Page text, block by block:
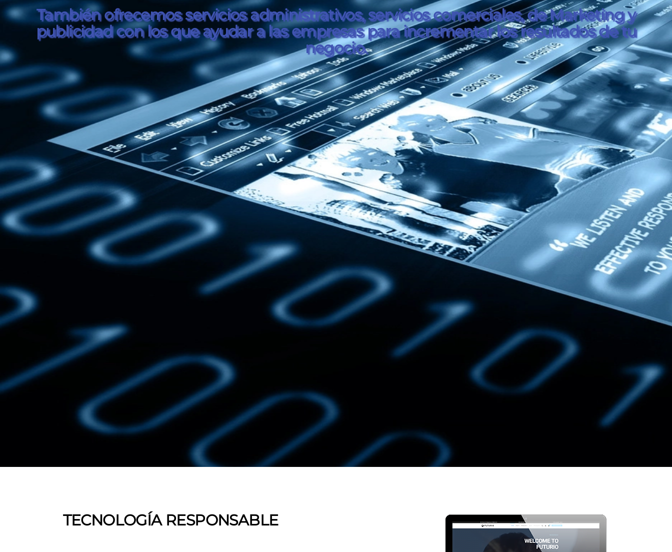
También ofrecemos servicios administrativos, servicios comerciales, de Marketing y
publicidad con los que ayudar a las empresas para incrementar los resultados de tu
negocio.
TECNOLOGÍA RESPONSABLE